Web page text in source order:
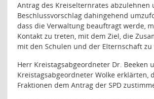
Antrag des Kreiselternrates abzulehnen
Beschlussvorschlag dahingehend
dass die Verwaltung beauftragt werde,
Kontakt zu treten, mit dem Ziel, die
mit den Schulen und der Elternschaft zu
Herr Kreistagsabgeordneter Dr. Beeken
Kreistagsabgeordneter Wolke erklärten,
Fraktionen dem Antrag der SPD